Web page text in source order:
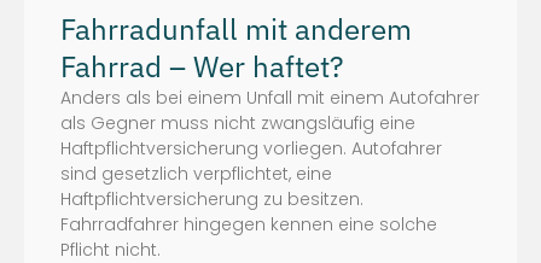
Fahrradunfall mit anderem
Fahrrad – Wer haftet?
Anders als bei einem Unfall mit einem Autofahrer
als Gegner muss nicht zwangsläufig eine
Haftpflichtversicherung vorliegen. Autofahrer
sind gesetzlich verpflichtet, eine
Haftpflichtversicherung zu besitzen.
Fahrradfahrer hingegen kennen eine solche
Pflicht nicht.